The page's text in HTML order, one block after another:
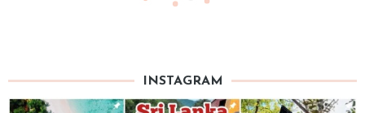
INSTAGRAM